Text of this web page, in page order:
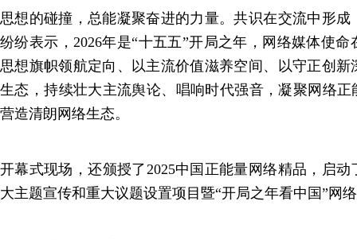
思想的碰撞，总能凝聚奋进的力量。共识在交流中形
纷纷表示，2026年是“十五五”开局之年，网络媒体使
思想旗帜领航定向、以主流价值滋养空间、以守正创
生态，持续壮大主流舆论、唱响时代强音，凝聚网络正
营造清朗网络生态。
开幕式现场，还颁授了2025中国正能量网络精品，启动
大主题宣传和重大议题设置项目暨“开局之年看中国”网